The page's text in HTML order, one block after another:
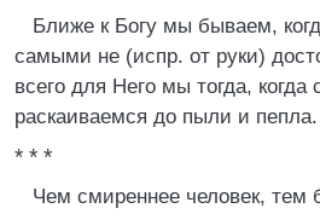
Ближе к Богу мы бываем,
самыми не (испр. от руки)
всего для Него мы тогда,
раскаиваемся до пыли и пепла.
* * *
Чем смиреннее человек, тем